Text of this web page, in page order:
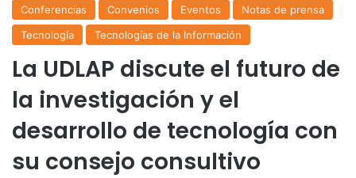
Conferencias
Convenios Eventos
Notas de prensa
Tecnología
Tecnologías de la Información
La UDLAP discute el futuro de
la investigación y el
desarrollo de tecnología con
su consejo consultivo